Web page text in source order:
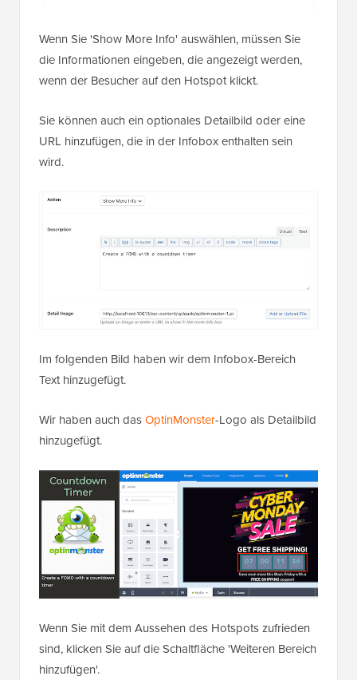
Wenn Sie 'Show More Info' auswählen, müssen Sie
die Informationen eingeben, die angezeigt werden,
wenn der Besucher auf den Hotspot klickt.
Sie können auch ein optionales Detailbild oder eine
URL hinzufügen, die in der Infobox enthalten sein
wird.
Im folgenden Bild haben wir dem Infobox-Bereich
Text hinzugefügt.
Wir haben auch dasOptinMonster-Logo als Detailbild
hinzugefügt.
Wenn Sie mit dem Aussehen des Hotspots zufrieden
sind, klicken Sie auf die Schaltfläche 'Weiteren Bereich
hinzufügen'.